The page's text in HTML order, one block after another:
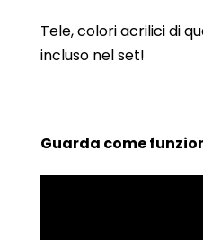
Tele, colori acrilici di
incluso nel set!
Guarda come